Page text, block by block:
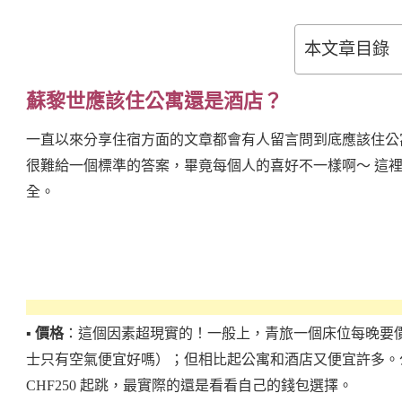
本文章目錄
蘇黎世應該住公寓還是酒店？
一直以來分享住宿方面的文章都會有人留言問到底應該住
很難給一個標準的答案，畢竟每個人的喜好不一樣啊～ 這
全。
▪️ 價格：這個因素超現實的！一般上，青旅一個床位每晚
士只有空氣便宜好嗎）；但相比起公寓和酒店又便宜許多
CHF250 起跳，最實際的還是看看自己的錢包選擇。